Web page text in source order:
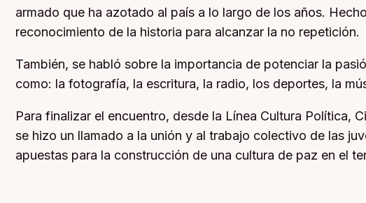
armado que ha azotado al país a lo largo de los años.
reconocimiento de la historia para alcanzar la no repetición.
También, se habló sobre la importancia de potenciar la
como: la fotografía, la escritura, la radio, los deportes, la
Para finalizar el encuentro, desde la Línea Cultura Política,
se hizo un llamado a la unión y al trabajo colectivo de las
apuestas para la construcción de una cultura de paz en el